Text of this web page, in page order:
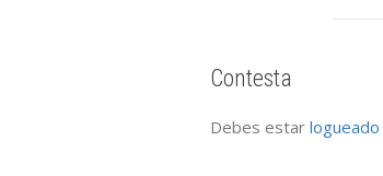
Contesta
Debes estar logueado